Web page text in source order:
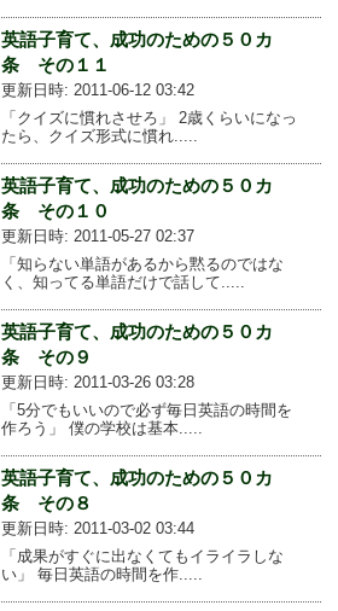
英語子育て、成功のための５０カ
条 その１１
更新日時: 2011-06-12 03:42
「クイズに慣れさせろ」 2歳くらいになっ
たら、クイズ形式に慣れ.....
英語子育て、成功のための５０カ
条 その１０
更新日時: 2011-05-27 02:37
「知らない単語があるから黙るのではな
く、知ってる単語だけで話して.....
英語子育て、成功のための５０カ
条 その９
更新日時: 2011-03-26 03:28
「5分でもいいので必ず毎日英語の時間を
作ろう」 僕の学校は基本.....
英語子育て、成功のための５０カ
条 その８
更新日時: 2011-03-02 03:44
「成果がすぐに出なくてもイライラしな
い」 毎日英語の時間を作.....